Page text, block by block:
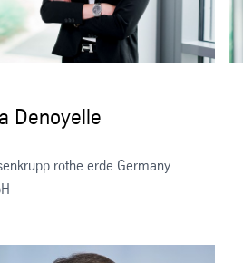
Denoyelle
rothe erde Germany